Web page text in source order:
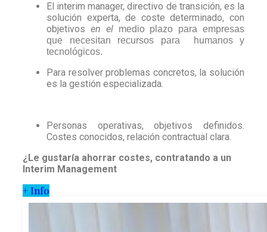
El interim manager, directivo de transición, es la
solución experta, de coste determinado, con
objetivos en el medio plazo para empresas
que necesitan recursos para humanos y
tecnológicos.
Para resolver problemas concretos, la solución
es la gestión especializada.
Personas operativas, objetivos definidos.
Costes conocidos, relación contractual clara.
¿Le gustaría ahorrar costes, contratando a un
Interim Management
+ Info